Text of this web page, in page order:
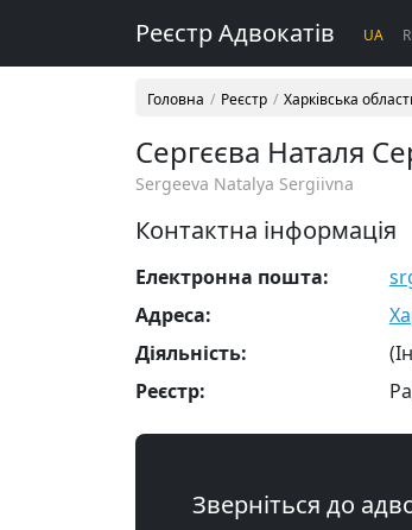
Реєстр Адвокатів UA
Головна Реєстр Харківська
Сергєєва Наталя
Sergeeva Natalya Sergiivna
Контактна інформація
Електронна пошта:
Адреса:
Діяльність:
Реєстр:
Зверніться до